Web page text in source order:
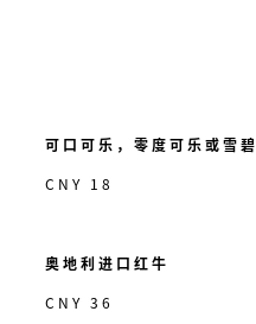
可口可乐，零度可乐或雪碧
CNY 18
奥地利进口红牛
CNY 36